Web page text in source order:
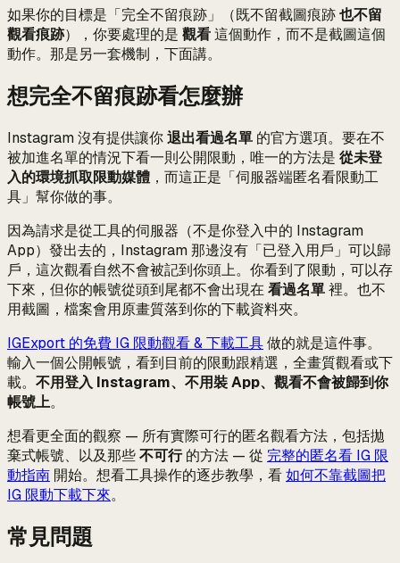
如果你的目標是「完全不留痕跡」（既不留截圖痕跡也不留
觀看痕跡），你要處理的是 觀看這個動作，而不是截圖這個
動作。那是另一套機制，下面講。
想完全不留痕跡看怎麼辦
Instagram 沒有提供讓你退出看過名單 的官方選項。要在不
被加進名單的情況下看一則公開限動，唯一的方法是 從未登
入的環境抓取限動媒體 ，而這正是「伺服器端匿名看限動工
具」幫你做的事。
因為請求是從工具的伺服器（不是你登入中的 Instagram
App）發出去的，Instagram 那邊沒有「已登入用戶」可以歸
戶，這次觀看自然不會被記到你頭上。你看到了限動，可以存
下來，但你的帳號從頭到尾都不會出現在 看過名單裡。也不
用截圖，檔案會用原畫質落到你的下載資料夾。
IGExport 的免費 IG 限動觀看 & 下載工具做的就是這件事。
輸入一個公開帳號，看到目前的限動跟精選，全畫質觀看或下
載。 不用登入 Instagram、不用裝 App、觀看不會被歸到你
帳號上。
想看更全面的觀察 — 所有實際可行的匿名觀看方法，包括拋
棄式帳號、以及那些不可行的方法 — 從 完整的匿名看 IG 限
動指南 開始。想看工具操作的逐步教學，看如何不靠截圖把
IG 限動下載下來。
常見問題